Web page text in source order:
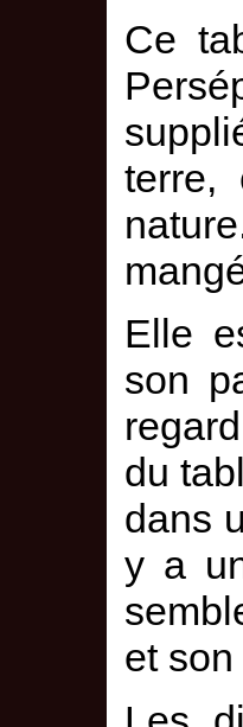
Ce
terre,
Elle
son
du
dans
y a
et